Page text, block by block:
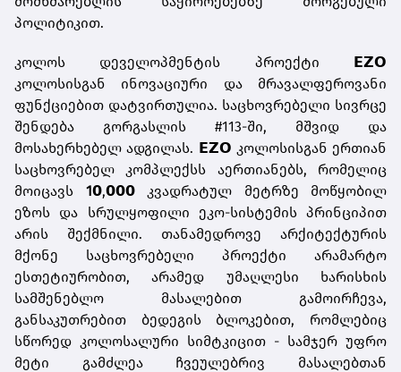
პოლიტიკით.
კოლოს დეველოპმენტის პროექტი 𝗘𝗭𝗢
კოლოსისგან ინოვაციური და მრავალფეროვანი
ფუნქციებით დატვირთულია. საცხოვრებელი სივრცე
შენდება გორგასლის #113-ში, მშვიდ და
მოსახერხებელ ადგილას. 𝗘𝗭𝗢 კოლოსისგან ერთიან
საცხოვრებელ კომპლექსს აერთიანებს, რომელიც
მოიცავს 1𝟬,𝟬𝟬𝟬 კვადრატულ მეტრზე მოწყობილ
ეზოს და სრულყოფილი ეკო-სისტემის პრინციპით
არის შექმნილი. თანამედროვე არქიტექტურის
მქონე საცხოვრებელი პროექტი არამარტო
ესთეტიურობით, არამედ უმაღლესი ხარისხის
სამშენებლო მასალებით გამოირჩევა,
განსაკუთრებით ბედეგის ბლოკებით, რომლებიც
სწორედ კოლოსალური სიმტკიცით - სამჯერ უფრო
მეტი გამძლეა ჩვეულებრივ მასალებთან